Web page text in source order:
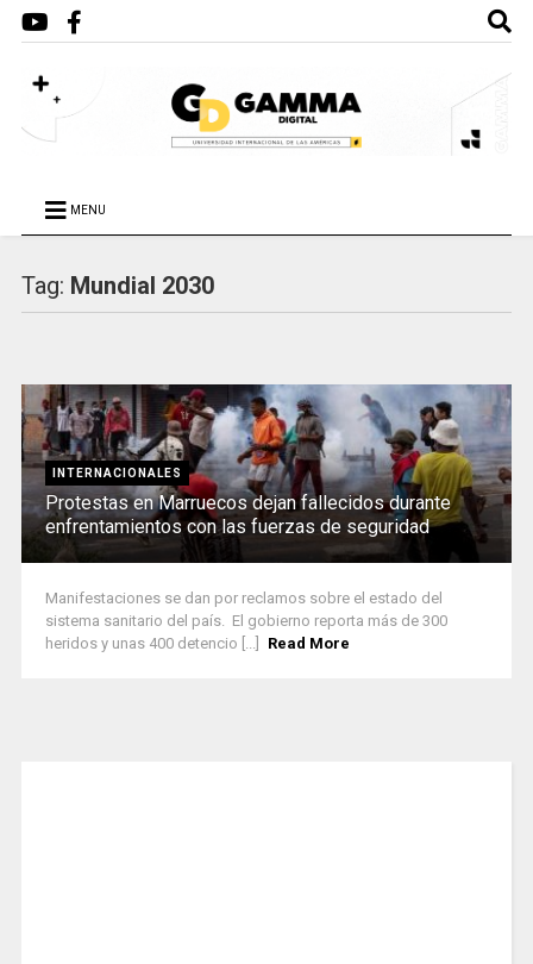
MENU
Tag: Mundial 2030
INTERNACIONALES
Protestas en Marruecos dejan fallecidos durante
enfrentamientos con las fuerzas de seguridad
Manifestaciones se dan por reclamos sobre el estado del
sistema sanitario del país. El gobierno reporta más de 300
heridos y unas 400 detencio [...]
Read More